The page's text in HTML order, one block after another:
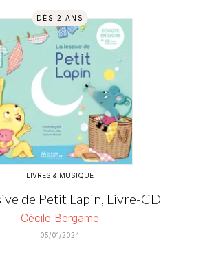
DÈS 2 ANS
LIVRES & MUSIQUE
de Petit Lapin, Livre-CD
Cécile Bergame
05/01/2024